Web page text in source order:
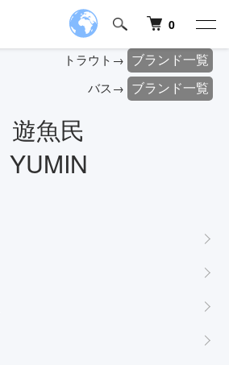
0
トラウト→ ブランド一覧
バス→ ブランド一覧
遊魚民
YUMIN